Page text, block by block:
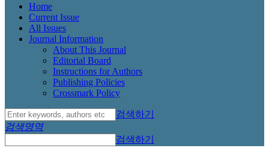
Home
Current Issue
All Issues
Journal Information
About This Journal
Editorial Board
Instructions for Authors
Publishing Policies
Crossmark Policy
검색하기
검색영역
검색하기